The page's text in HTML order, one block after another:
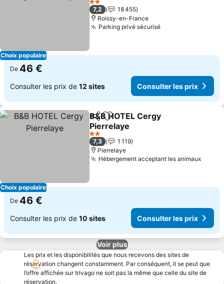
Choix populaire
2 Étoiles
7,2
18 455
Roissy-en-France
Parking privé sécurisé
De 46 €
Consulter les prix de 12 sites Consulter les prix
Choix populaire
PartagerAjouter à mes favoris
B&B HOTEL Cergy
Pierrelaye
2 Étoiles
7,3
1 119
Pierrelaye
Hébergement acceptant les animaux
De 46 €
Consulter les prix de 10 sites Consulter les prix
Voir plus
Les prix et les disponibilités que nous recevons des sites de
réservation changent constamment. Par conséquent, il se peut que
l’offre affichée sur trivago ne soit pas la même que celle du site de
réservation.